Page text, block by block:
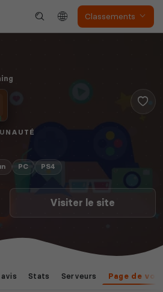
Classements
PC PS4
Visiter le site
Stats Serveurs Page de